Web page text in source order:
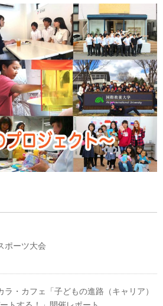
ポーツ大会
ラ・カフェ「子どもの進路（キャリア）